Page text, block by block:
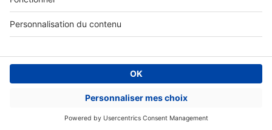
SeLoger © 1992 - 2023
Annonces Immobilières
Paramétrer mes cookies
Conditions Générales d'Utilisation
Fonctionnement de notre site